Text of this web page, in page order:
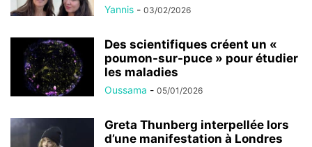
Yannis - 03/02/2026
Des scientifiques créent un «
poumon-sur-puce » pour étudier
les maladies
Oussama - 05/01/2026
Greta Thunberg interpellée lors
d’une manifestation à Londres